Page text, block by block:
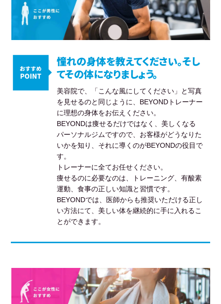
憧れの身体を教えてください。そし
てその体になりましょう。
美容院で、「こんな風にしてください」と写真
を見せるのと同じように、BEYONDトレーナー
に理想の身体をお伝えください。
BEYONDは痩せるだけではなく、美しくなる
パーソナルジムですので、お客様がどうなりた
いかを知り、それに導くのがBEYONDの役目で
す。
トレーナーに全てお任せください。
痩せるのに必要なのは、トレーニング、有酸素
運動、食事の正しい知識と習慣です。
BEYONDでは、医師からも推奨いただける正し
い方法にて、美しい体を継続的に手に入れるこ
とができます。